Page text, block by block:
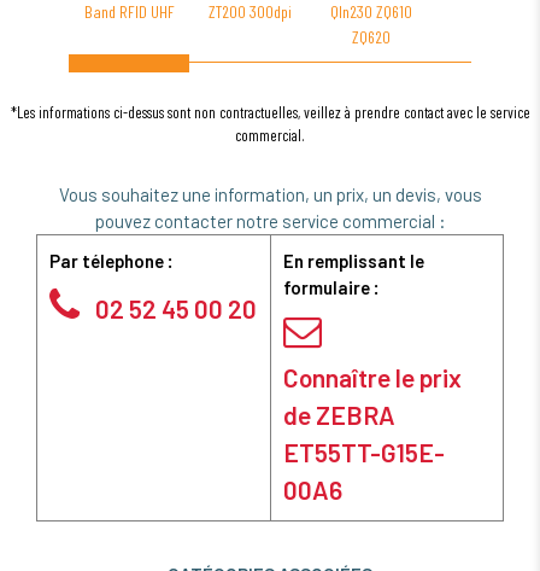
Band RFID UHF
ZT200 300dpi
Qln230 ZQ610
ZQ620
*Les informations ci-dessus sont non contractuelles, veillez à prendre contact avec le service
commercial.
Vous souhaitez une information, un prix, un devis, vous
pouvez contacter notre service commercial :
Par télephone :
02 52 45 00 20
En remplissant le
formulaire :
Connaître le prix
de ZEBRA
ET55TT-G15E-
00A6